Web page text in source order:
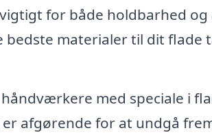
for både holdbarhed
materialer til dit flade
med speciale i
afgørende for at undgå